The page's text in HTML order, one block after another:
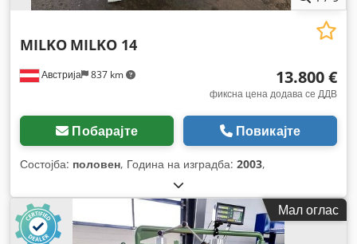
Австрија 837 km
MILKO MILKO 14
13.800 €
фиксна цена додава се ДДВ
Побарајте Повикајте
Состојба: половен, Година на изградба: 2003,
Мал оглас